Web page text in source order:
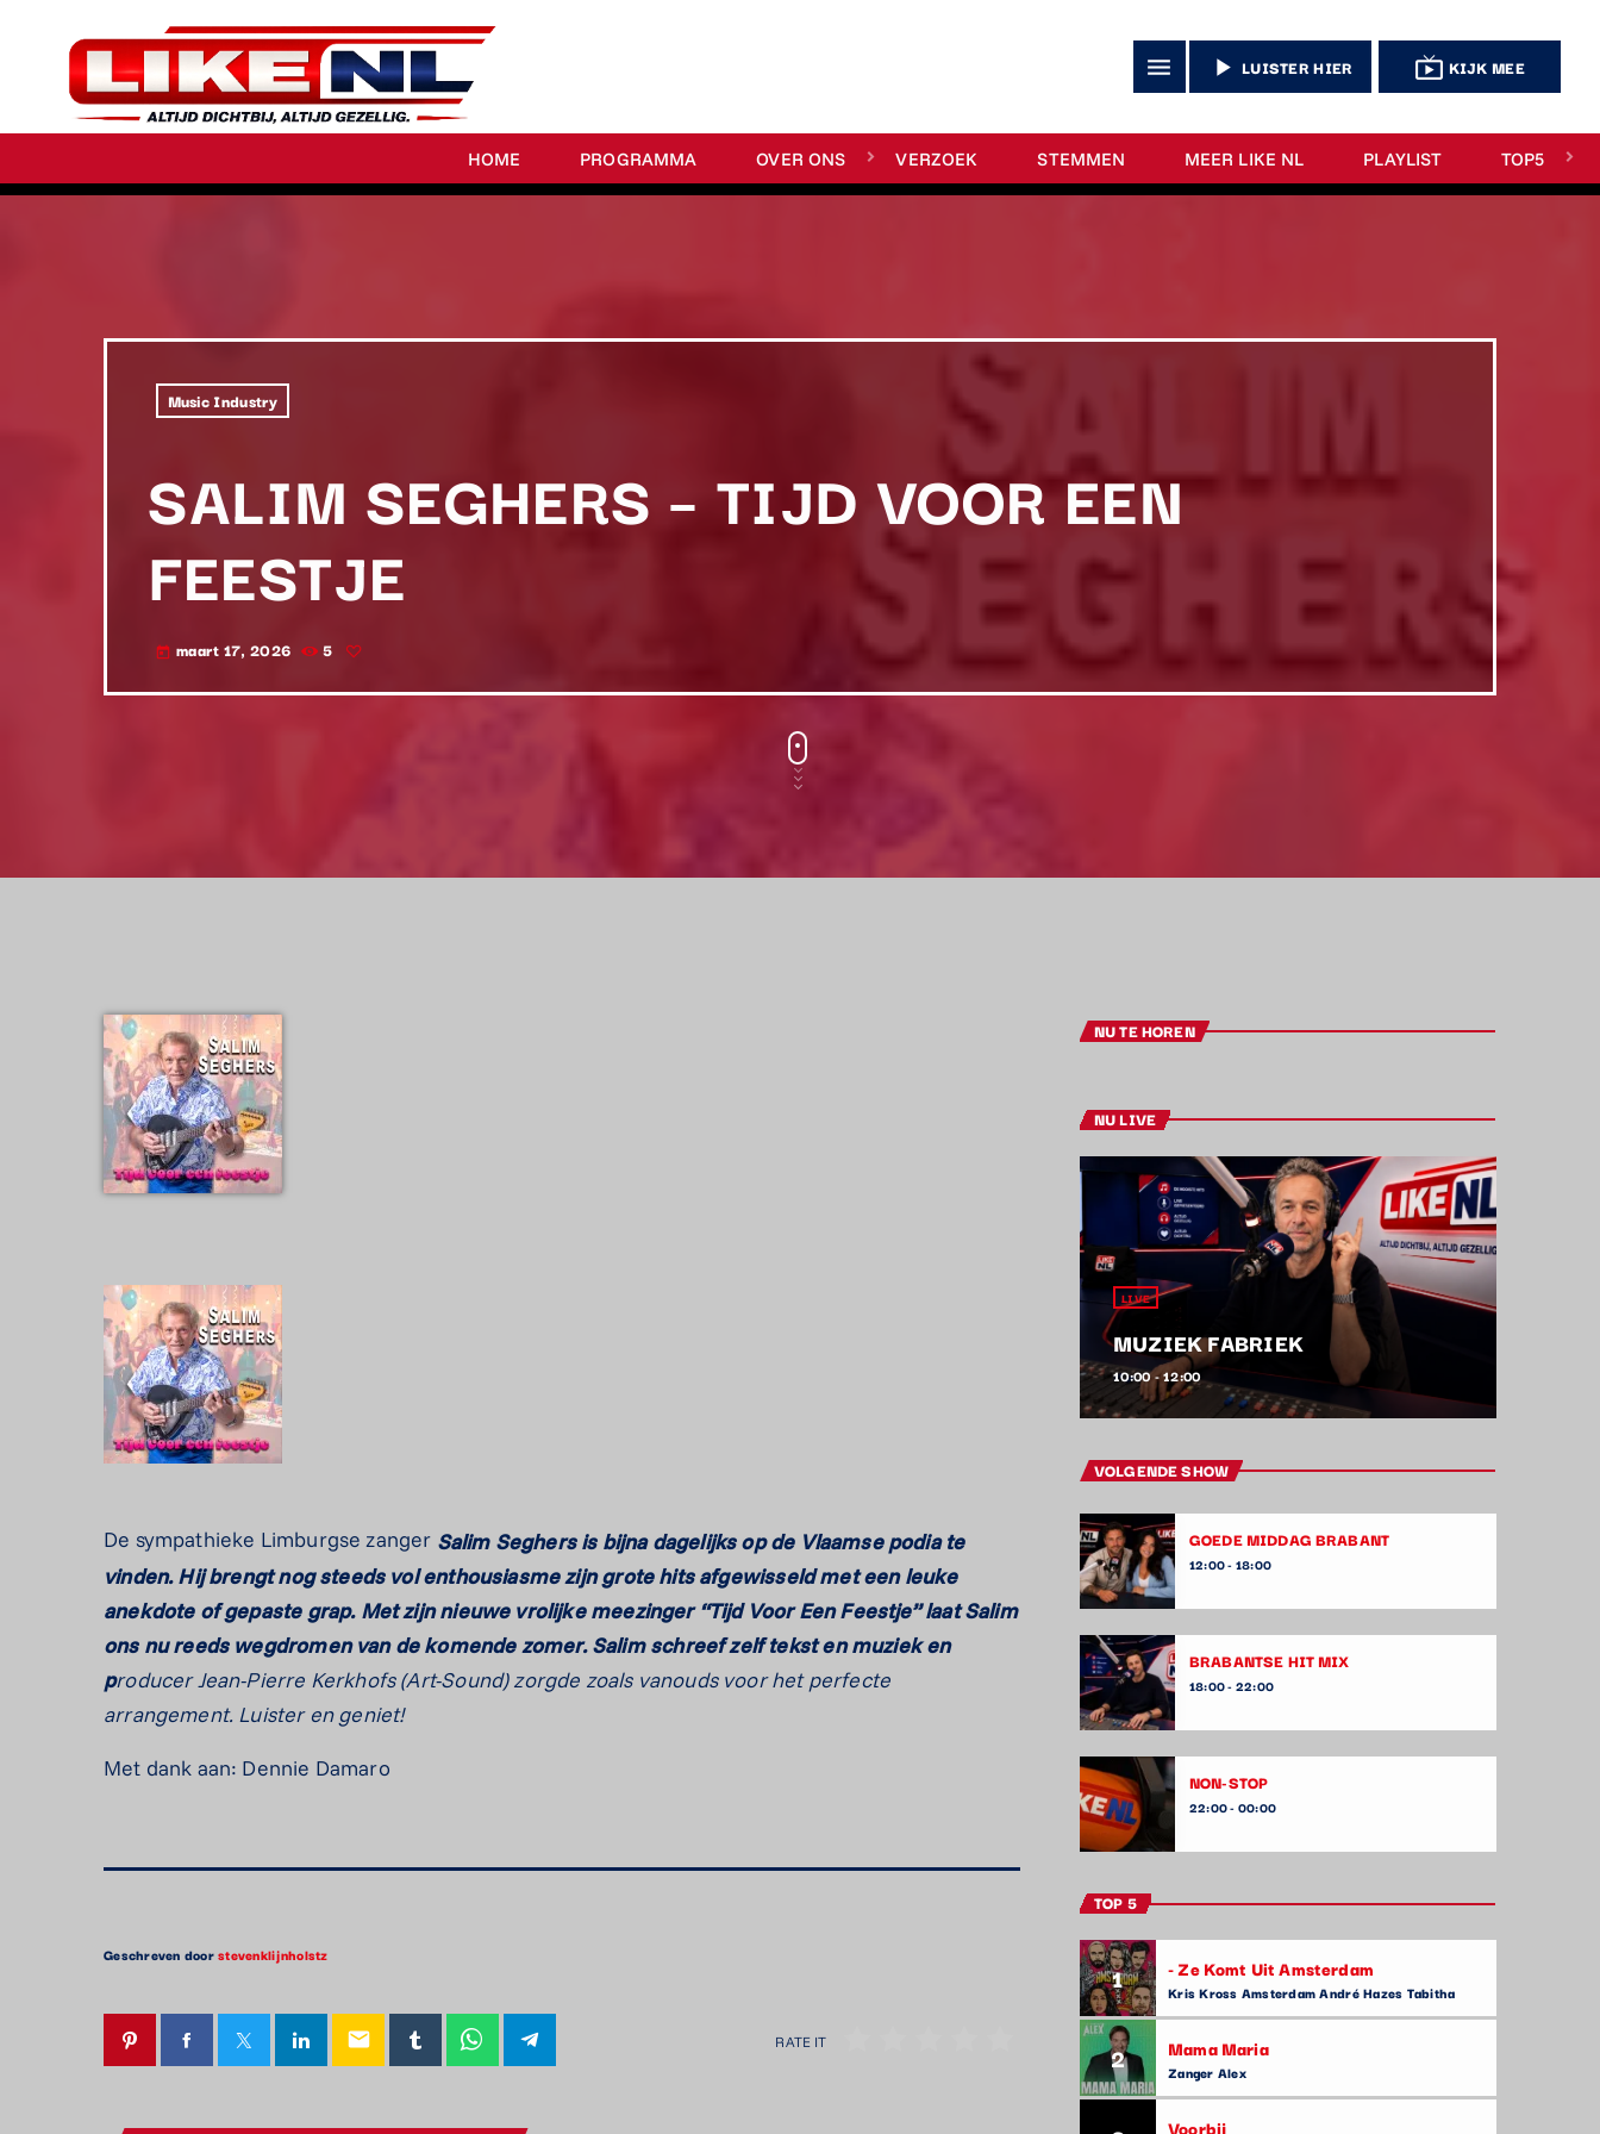
HOME PROGRAMMA OVER ONS VERZOEK STEMMEN MEER LIKE NL PLAYLIST TOP5
menu play_arrow LUISTER HIER live_tv KIJK MEE
Music Industry
SALIM SEGHERS – TIJD VOOR EEN
FEESTJE
today maart 17, 2026 5
De sympathieke Limburgse zanger Salim Seghers is bijna dagelijks op de Vlaamse podia te
vinden. Hij brengt nog steeds vol enthousiasme zijn grote hits afgewisseld met een leuke
anekdote of gepaste grap. Met zijn nieuwe vrolijke meezinger “Tijd Voor Een Feestje” laat Salim
ons nu reeds wegdromen van de komende zomer. Salim schreef zelf tekst en muziek en
producer Jean-Pierre Kerkhofs (Art-Sound) zorgde zoals vanouds voor het perfecte
arrangement. Luister en geniet!
Met dank aan: Dennie Damaro
Geschreven doorstevenklijnholstz
email RATE IT
NU TE HOREN
NU LIVE
LIVE
MUZIEK FABRIEK
10:00 - 12:00
VOLGENDE SHOW
GOEDE MIDDAG BRABANT
12:00 - 18:00
BRABANTSE HIT MIX
18:00 - 22:00
NON-STOP
22:00 - 00:00
TOP 5
1 - Ze Komt Uit Amsterdam
Kris Kross Amsterdam André Hazes Tabitha
2 Mama Maria
Zanger Alex
Voorbij